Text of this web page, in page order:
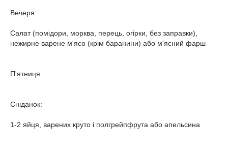
Вечеря:
Салат (помідори, морква, перець, огірки, без заправки),
нежирне варене м'ясо (крім баранини) або м'ясний фарш
П'ятниця
Сніданок:
1-2 яйця, варених круто і полгрейпфрута або апельсина